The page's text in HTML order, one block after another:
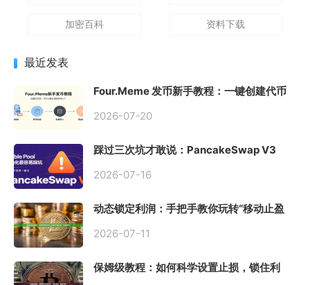
加密百科 资料下载
最近发表
Four.Meme 发币新手教程：一键创建代币
2026-07-20
踩过三次坑才敢说：PancakeSwap V3
初始化
2026-07-16
动态锁定利润：手把手教你玩转“移动止盈
2026-07-11
保姆级教程：如何科学设置止损，锁住利